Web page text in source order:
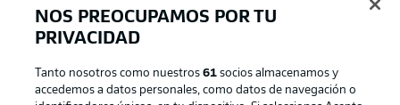
NOS PREOCUPAMOS POR TU
PRIVACIDAD
Tanto nosotros como nuestros 61socios almacenamos y
accedemos a datos personales, como datos de navegación o